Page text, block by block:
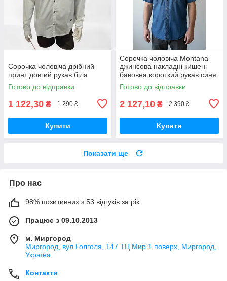
Сорочка чоловіча дрібний
принт довгий рукав біла
Готово до відправки
1 122,30 ₴ 1 290 ₴
Купити
Сорочка чоловіча Montana
джинсова накладні кишені
бавовна короткий рукав синя
Готово до відправки
2 127,10 ₴ 2 390 ₴
Купити
Показати ще
Про нас
98% позитивних з 53 відгуків за рік
Працює з 09.10.2013
м. Миргород
Миргород, вул.Голголя, 147 ТЦ Мир 1 поверх, Миргород,
Україна
Контакти